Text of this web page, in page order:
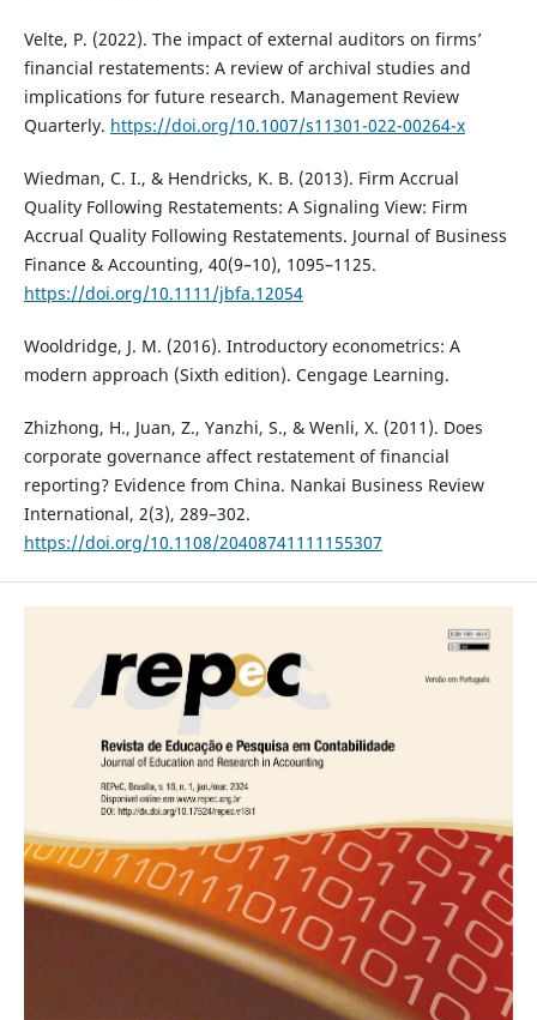
Velte, P. (2022). The impact of external auditors on firms’
financial restatements: A review of archival studies and
implications for future research. Management Review
Quarterly. https://doi.org/10.1007/s11301-022-00264-x
Wiedman, C. I., & Hendricks, K. B. (2013). Firm Accrual
Quality Following Restatements: A Signaling View: Firm
Accrual Quality Following Restatements. Journal of Business
Finance & Accounting, 40(9–10), 1095–1125.
https://doi.org/10.1111/jbfa.12054
Wooldridge, J. M. (2016). Introductory econometrics: A
modern approach (Sixth edition). Cengage Learning.
Zhizhong, H., Juan, Z., Yanzhi, S., & Wenli, X. (2011). Does
corporate governance affect restatement of financial
reporting? Evidence from China. Nankai Business Review
International, 2(3), 289–302.
https://doi.org/10.1108/20408741111155307